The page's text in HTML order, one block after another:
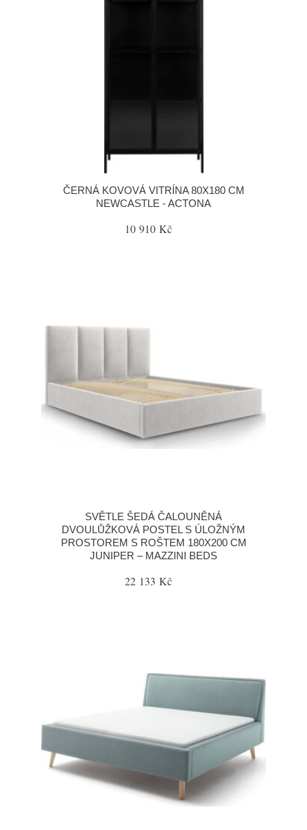
ČERNÁ KOVOVÁ VITRÍNA 80X180 CM
NEWCASTLE - ACTONA
10 910 Kč
SVĚTLE ŠEDÁ ČALOUNĚNÁ
DVOULŮŽKOVÁ POSTEL S ÚLOŽNÝM
PROSTOREM S ROŠTEM 180X200 CM
JUNIPER – MAZZINI BEDS
22 133 Kč